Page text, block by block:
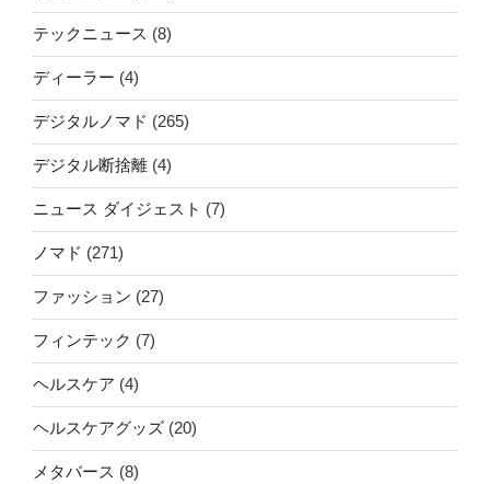
テックニュース (8)
ディーラー (4)
デジタルノマド (265)
デジタル断捨離 (4)
ニュース ダイジェスト (7)
ノマド (271)
ファッション (27)
フィンテック (7)
ヘルスケア (4)
ヘルスケアグッズ (20)
メタバース (8)